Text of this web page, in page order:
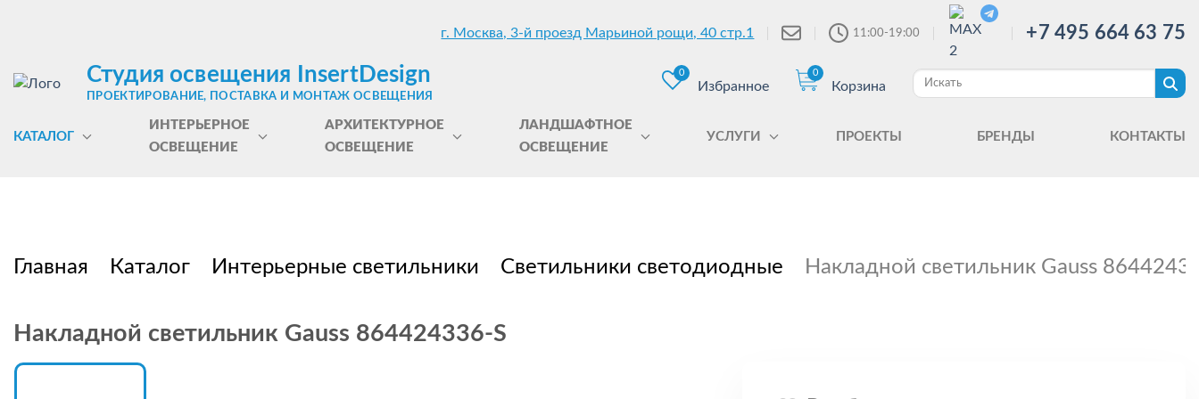
г. Москва, 3-й проезд Марьиной рощи, 40 стр.1 11:00-19:00 +7 495 664 63 75
Студия освещения InsertDesign
ПРОЕКТИРОВАНИЕ, ПОСТАВКА И МОНТАЖ ОСВЕЩЕНИЯ
0
Избранное
0
Корзина
КАТАЛОГ
ИНТЕРЬЕРНОЕ
ОСВЕЩЕНИЕ
АРХИТЕКТУРНОЕ
ОСВЕЩЕНИЕ
ЛАНДШАФТНОЕ
ОСВЕЩЕНИЕ
УСЛУГИ ПРОЕКТЫ БРЕНДЫ КОНТАКТЫ
Главная Каталог Интерьерные светильники Светильники светодиодные Накладной светильник Gauss
Накладной светильник Gauss 864424336-S